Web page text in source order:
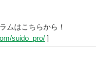
ムはこちらから！
suido_pro/ ]